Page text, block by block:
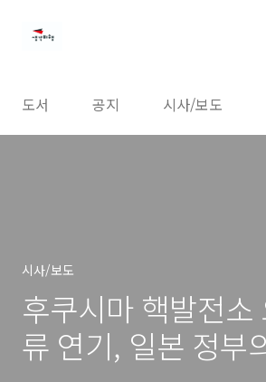
도서 공지 시사/보도
시사/보도
후쿠시마 핵발전소
류 연기, 일본 정부